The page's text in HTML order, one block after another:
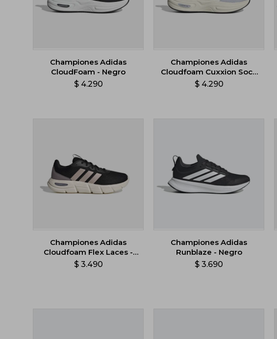
Championes Adidas
CloudFoam - Negro
$ 4.290
Championes Adidas
Cloudfoam Cuxxion Sock
- Gris
$ 4.290
Championes Adidas
Cloudfoam Flex Laces -
Negro
$ 3.490
Championes Adidas
Runblaze - Negro
$ 3.690